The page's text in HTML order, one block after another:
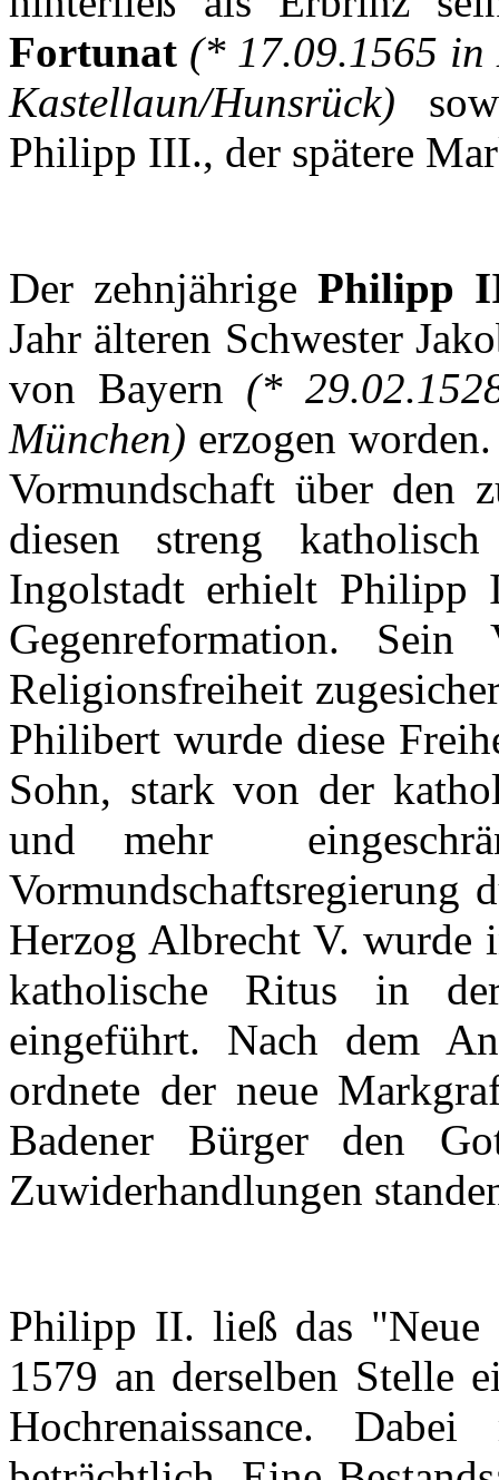
Fortunat (* 17.09.1565
Kastellaun/Hunsrück)
Philipp III., der spätere
Der zehnjährige Philipp
Jahr älteren Schwester
von Bayern (*
München) erzogen worden
Vormundschaft überden
diesen
streng
katholisch
Ingolstadt erhielt
Gegenreformation. Sein
Religionsfreiheit
Philibert wurde diese
Sohn, stark von der
und mehr
Vormundschaftsregierung
Herzog Albrecht V. wurde
katholische
Ritus in
eingeführt. Nach dem
ordnete der neue
Badener
Bürgerden
Zuwiderhandlungen
Philipp II. ließ das "Neue
1579 an derselben Stelle
Hochrenaissance. Dabei